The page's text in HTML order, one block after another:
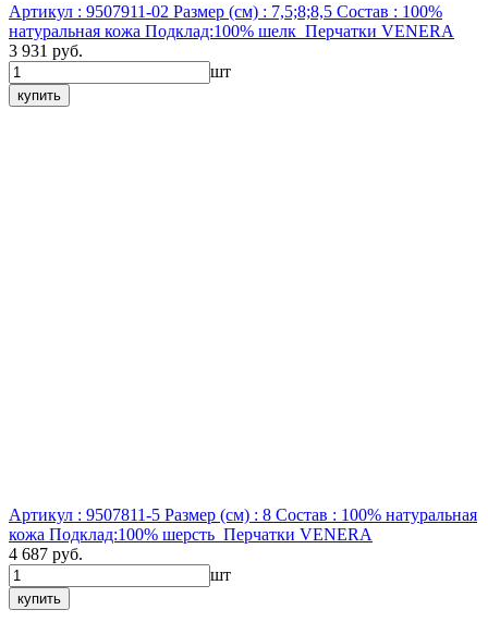
Артикул : 9507911-02 Размер (см) : 7,5;8;8,5 Состав : 100%
натуральная кожа Подклад:100% шелк Перчатки VENERA
3 931 руб.
шт
купить
Артикул : 9507811-5 Размер (см) : 8 Состав : 100% натуральная
кожа Подклад:100% шерсть Перчатки VENERA
4 687 руб.
шт
купить